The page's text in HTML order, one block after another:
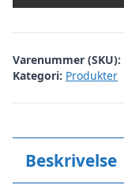
Varenummer (SKU):
Kategori: Produkter
Beskrivelse